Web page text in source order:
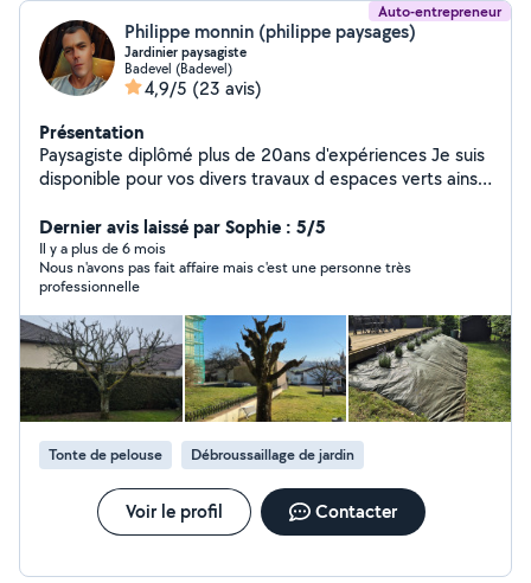
Auto-entrepreneur
Philippe monnin (philippe paysages)
Jardinier paysagiste
Badevel (Badevel)
4,9/5 (23 avis)
Présentation
Paysagiste diplômé plus de 20ans d'expériences Je suis
disponible pour vos divers travaux d espaces verts ainsi
impôts
Dernier avis laissé par Sophie : 5/5
Il y a plus de 6 mois
Nous n'avons pas fait affaire mais c'est une personne très
professionnelle
Tonte de pelouse Débroussaillage de jardin
Voir le profil Contacter